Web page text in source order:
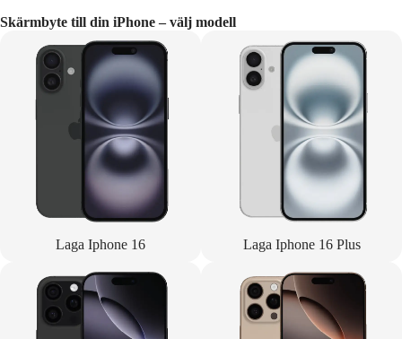
Skärmbyte till din iPhone – välj modell
Laga Iphone 16 Laga Iphone 16 Plus